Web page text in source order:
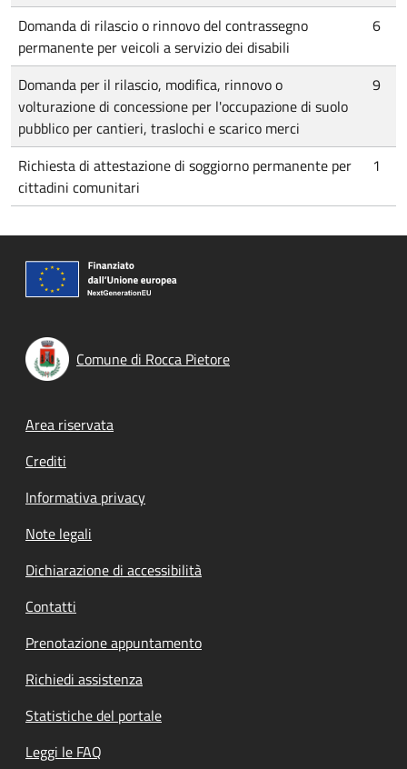
Domanda di rilascio o rinnovo del contrassegno
permanente per veicoli a servizio dei disabili
6
Domanda per il rilascio, modifica, rinnovo o
volturazione di concessione per l'occupazione di suolo
pubblico per cantieri, traslochi e scarico merci
9
Richiesta di attestazione di soggiorno permanente per
cittadini comunitari
1
Comune di Rocca Pietore
Footer menu
Area riservata
Crediti
Informativa privacy
Note legali
Dichiarazione di accessibilità
Contatti
Prenotazione appuntamento
Richiedi assistenza
Statistiche del portale
Leggi le FAQ